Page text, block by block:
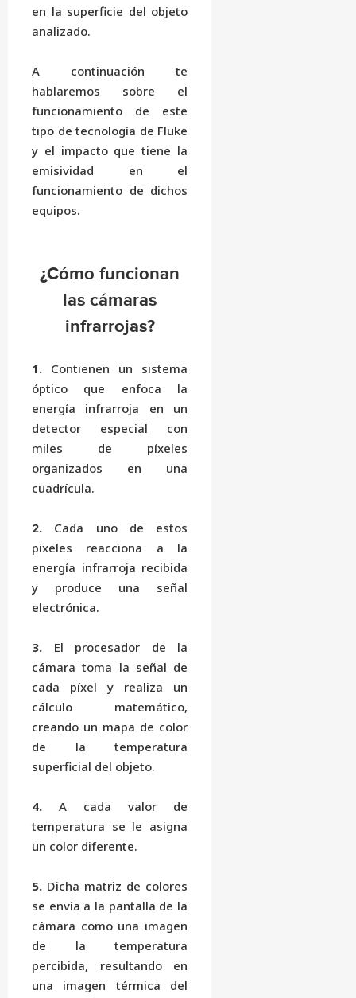
en la superficie del objeto
analizado.
A continuación te
hablaremos sobre el
funcionamiento de este
tipo de tecnología de Fluke
y el impacto que tiene la
emisividad en el
funcionamiento de dichos
equipos.
¿Cómo funcionan
las cámaras
infrarrojas?
1. Contienen un sistema
óptico que enfoca la
energía infrarroja en un
detector especial con
miles de píxeles
organizados en una
cuadrícula.
2. Cada uno de estos
pixeles reacciona a la
energía infrarroja recibida
y produce una señal
electrónica.
3. El procesador de la
cámara toma la señal de
cada píxel y realiza un
cálculo matemático,
creando un mapa de color
de la temperatura
superficial del objeto.
4. A cada valor de
temperatura se le asigna
un color diferente.
5. Dicha matriz de colores
se envía a la pantalla de la
cámara como una imagen
de la temperatura
percibida, resultando en
una imagen térmica del